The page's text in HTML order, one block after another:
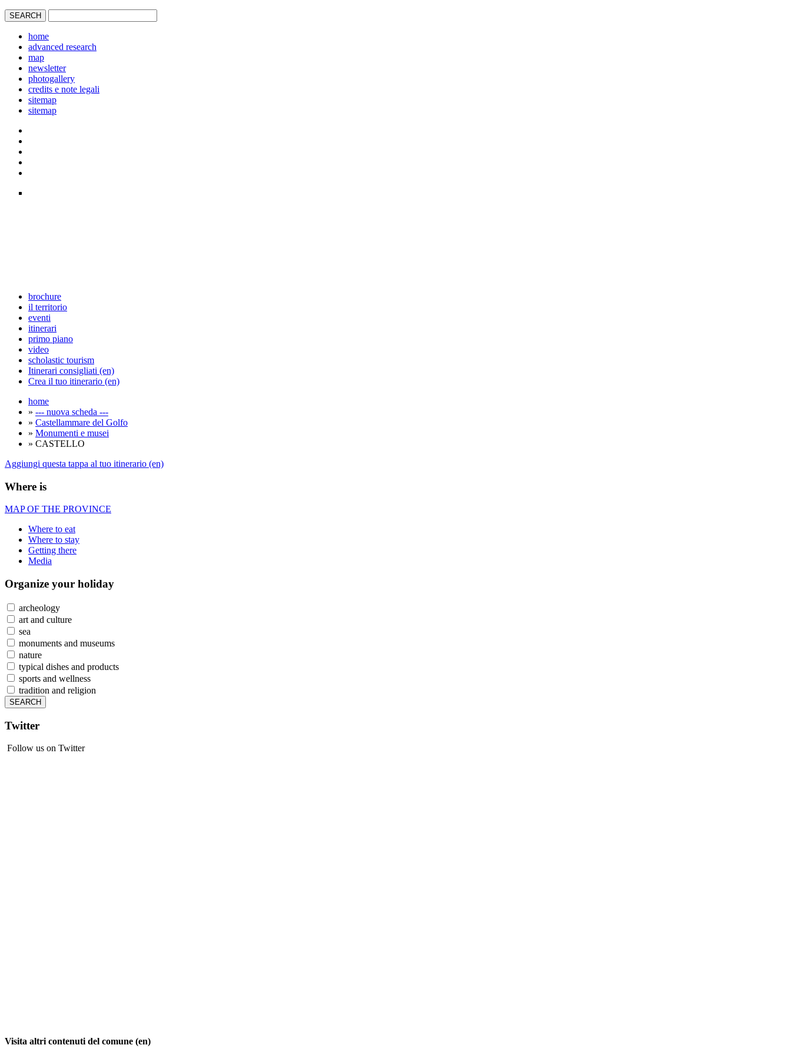
home
advanced research
map
newsletter
photogallery
credits e note legali
sitemap
sitemap
brochure
il territorio
eventi
itinerari
primo piano
video
scholastic tourism
Itinerari consigliati (en)
Crea il tuo itinerario (en)
home
» --- nuova scheda ---
» Castellammare del Golfo
» Monumenti e musei
» CASTELLO
Aggiungi questa tappa al tuo itinerario (en)
Where is
MAP OF THE PROVINCE
Where to eat
Where to stay
Getting there
Media
Organize your holiday
archeology
art and culture
sea
monuments and museums
nature
typical dishes and products
sports and wellness
tradition and religion
Twitter
Follow us on Twitter
Visita altri contenuti del comune (en)